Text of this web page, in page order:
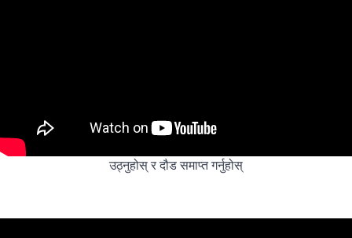
उठ्नुहोस् र दौड समाप्त गर्नुहोस्